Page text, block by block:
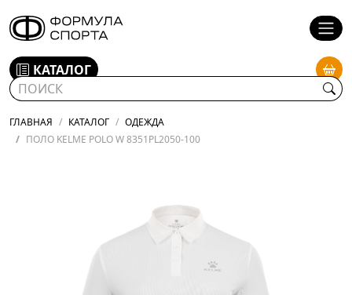
КАТАЛОГ
ГЛАВНАЯ КАТАЛОГ
ОДЕЖДА
ПОЛО KELME POLO W 8351PL2050-100